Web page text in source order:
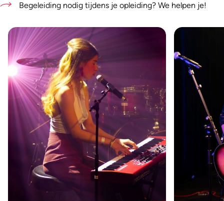
Begeleiding nodig tijdens je opleiding? We helpen je!